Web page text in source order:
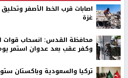
اصابات قرب الخط الأصفر
غزة
محافظة القدس: انسحاب قوات
وكفر عقب بعد عدوان استمر
تركيا والسعودية وباكستان